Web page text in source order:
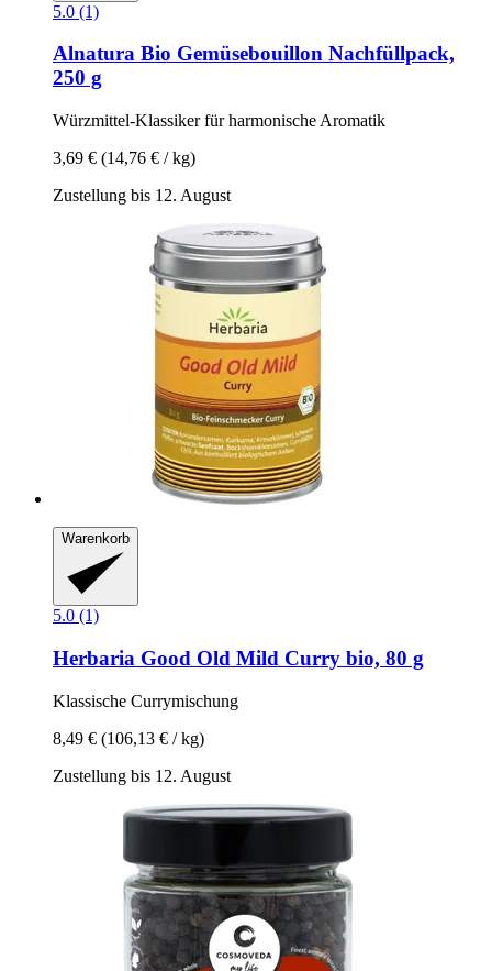
5.0 (1)
Alnatura Bio Gemüsebouillon Nachfüllpack,
250 g
Würzmittel-​Klassiker für harmonische Aromatik
3,69 € (14,76 € / kg)
Zustellung bis 12. August
Warenkorb
5.0 (1)
Herbaria Good Old Mild Curry bio, 80 g
Klassische Currymischung
8,49 € (106,13 € / kg)
Zustellung bis 12. August